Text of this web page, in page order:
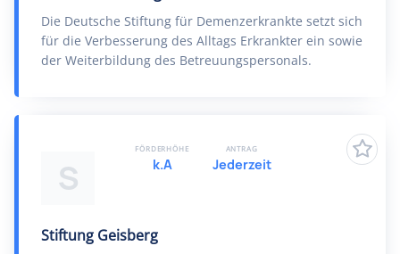
Die Deutsche Stiftung für Demenzerkrankte setzt sich
für die Verbesserung des Alltags Erkrankter ein sowie
der Weiterbildung des Betreuungspersonals.
S
Stiftung Geisberg
FÖRDERHÖHE
k.A
ANTRAG
Jederzeit